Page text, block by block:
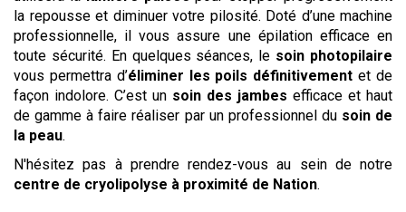
la repousse et diminuer votre pilosité. Doté d’une machine
professionnelle, il vous assure une épilation efficace en
toute sécurité. En quelques séances, le soin photopilaire
vous permettra d’éliminer les poils définitivement et de
façon indolore. C’est un soin des jambes efficace et haut
de gamme à faire réaliser par un professionnel du soin de
la peau.
N'hésitez pas à prendre rendez-vous au sein de notre
centre de cryolipolyse à proximité de Nation.